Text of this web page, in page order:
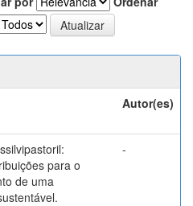
Autor(es)
para o
de uma
-